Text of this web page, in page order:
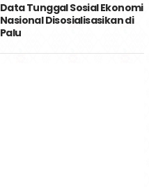
Data Tunggal Sosial Ekonomi
Nasional Disosialisasikan di
Palu